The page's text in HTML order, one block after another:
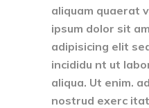
aliquam quaerat
ipsum dolor sit
adipisicing elit
incididu nt ut
aliqua. Ut enim.
nostrud exerc